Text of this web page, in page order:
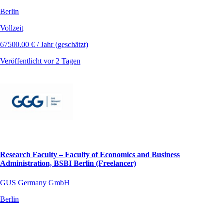
Berlin
Vollzeit
67500.00 € / Jahr (geschätzt)
Veröffentlicht vor 2 Tagen
Research Faculty – Faculty of Economics and Business
Administration, BSBI Berlin (Freelancer)
GUS Germany GmbH
Berlin